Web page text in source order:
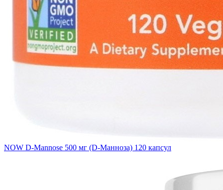
NOW D-Mannose 500 мг (D-Манноза) 120 капсул